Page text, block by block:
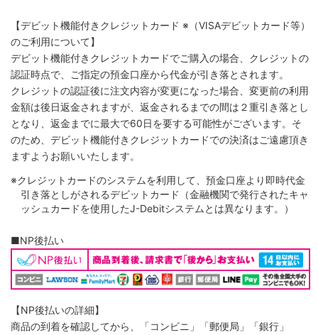
【デビット機能付きクレジットカード ※（VISAデビットカード等）
のご利用について】
デビット機能付きクレジットカードでご購入の場合、クレジットの
認証時点で、ご指定の預金口座から代金が引き落とされます。
クレジットの認証後に注文内容が変更になった場合、変更前の利用
金額は後日返金されますが、返金されるまでの間は２重引き落とし
となり、返金までに最大で60日を要する可能性がございます。そ
のため、デビット機能付きクレジットカードでの決済はご遠慮頂き
ますようお願いいたします。
※クレジットカードのシステムを利用して、預金口座より即時代金
引き落としがされるデビットカード（金融機関で発行されたキャ
ッシュカードを使用したJ-Debitシステムとは異なります。）
■NP後払い
【NP後払いの詳細】
商品の到着を確認してから、「コンビニ」「郵便局」「銀行」